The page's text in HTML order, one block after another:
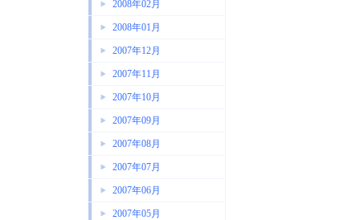
2008年02月
2008年01月
2007年12月
2007年11月
2007年10月
2007年09月
2007年08月
2007年07月
2007年06月
2007年05月